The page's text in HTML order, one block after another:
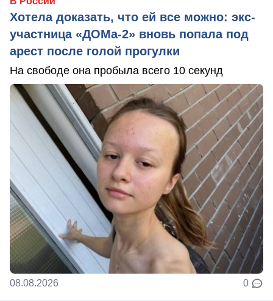
Хотела доказать, что ей все можно: экс-
участница «ДОМа-2» вновь попала под
арест после голой прогулки
На свободе она пробыла всего 10 секунд
08.08.2026 0